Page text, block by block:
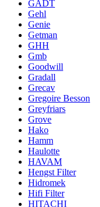
GADT
Gehl
Genie
Getman
GHH
Gmb
Goodwill
Gradall
Grecav
Gregoire Besson
Greyfriars
Grove
Hako
Hamm
Haulotte
HAVAM
Hengst Filter
Hidromek
Hifi Filter
HITACHI